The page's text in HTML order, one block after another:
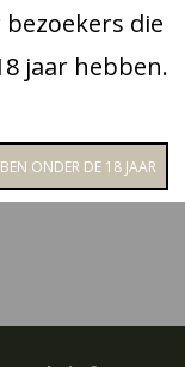
die
jaar hebben.